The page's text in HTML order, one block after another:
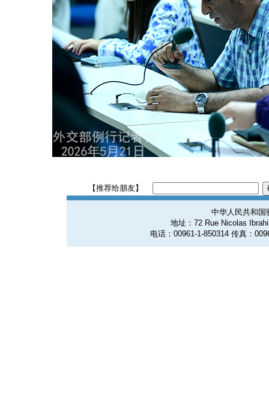
【推荐给朋友】
中华人民共和国
地址：72 Rue Nicolas
电话：00961-1-850314 传真：